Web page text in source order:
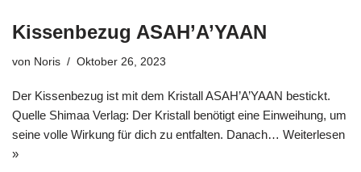
Kissenbezug ASAH’A’YAAN
von Noris Oktober 26, 2023
Der Kissenbezug ist mit dem Kristall ASAH’A’YAAN bestickt.
Quelle Shimaa Verlag: Der Kristall benötigt eine Einweihung, um
seine volle Wirkung für dich zu entfalten. Danach… Weiterlesen
»